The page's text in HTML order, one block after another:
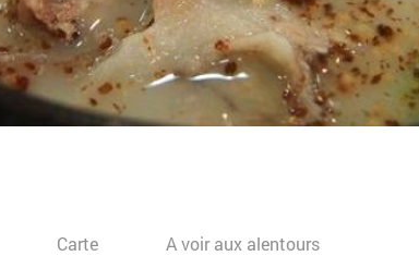
Carte A voir aux alentours